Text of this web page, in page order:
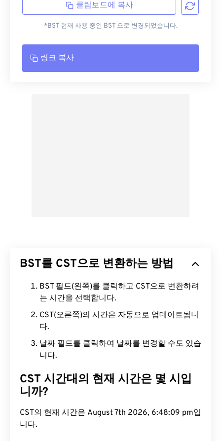
클립보드에 복사
*BST 현재 사용 중인 BST 으로 변경되었습니다.
링크 복사
BST를 CST으로 변환하는 방법
BST 필드(왼쪽)를 클릭하고 CST으로 변환하려
는 시간을 선택합니다.
CST(오른쪽)의 시간은 자동으로 업데이트됩니
다.
날짜 필드를 클릭하여 날짜를 변경할 수도 있습
니다.
CST 시간대의 현재 시간은 몇 시입
니까?
CST의 현재 시간은 August 7th 2026, 6:48:10 pm입
니다.